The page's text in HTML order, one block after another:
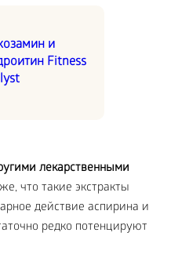
и
Fitness
лекарственными
что такие экстракты
действие аспирина и
редко потенцируют